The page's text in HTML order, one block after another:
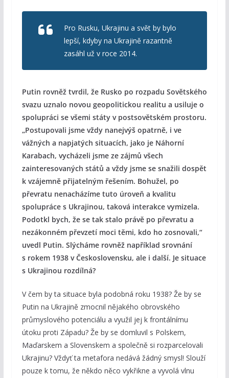
Pro Rusku, Ukrajinu a svět by bylo
lepší, kdyby na Ukrajině razantně
zasáhl už v roce 2014.
Putin rovněž tvrdil, že Rusko po rozpadu Sovětského
svazu uznalo novou geopolitickou realitu a usiluje o
spolupráci se všemi státy v postsovětském prostoru.
„Postupovali jsme vždy nanejvýš opatrně, i ve
vážných a napjatých situacích, jako je Náhorní
Karabach, vycházeli jsme ze zájmů všech
zainteresovaných států a vždy jsme se snažili dospět
k vzájemně přijatelným řešením. Bohužel, po
převratu nenacházíme tuto úroveň a kvalitu
spolupráce s Ukrajinou, taková interakce vymizela.
Podotkl bych, že se tak stalo právě po převratu a
nezákonném převzetí moci těmi, kdo ho zosnovali,“
uvedl Putin. Slýcháme rovněž například srovnání
s rokem 1938 v Československu, ale i další. Je situace
s Ukrajinou rozdílná?
V čem by ta situace byla podobná roku 1938? Že by se
Putin na Ukrajině zmocnil nějakého obrovského
průmyslového potenciálu a využil jej k frontálnímu
útoku proti Západu? Že by se domluvil s Polskem,
Maďarskem a Slovenskem a společně si rozparcelovali
Ukrajinu? Vždyť ta metafora nedává žádný smysl! Slouží
pouze k tomu, že někdo něco vykřikne a vyvolá vlnu